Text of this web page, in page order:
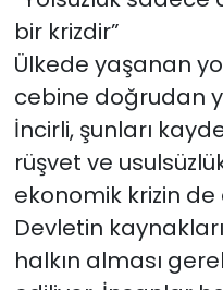
bir krizdir”
Ülkede yaşanan
cebine doğrudan
İncirli, şunları
rüşvet ve
ekonomik krizin
Devletin
halkın alması